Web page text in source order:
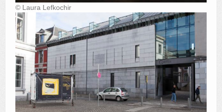
© Laura Lefkochir